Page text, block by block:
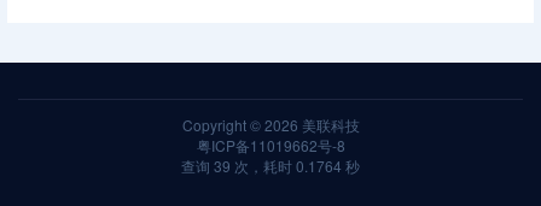
Copyright © 2026 美联科技
粤ICP备11019662号-8
查询 39 次，耗时 0.1764 秒